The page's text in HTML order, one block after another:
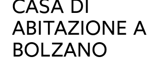
CASA DI
ABITAZIONE A
BOLZANO